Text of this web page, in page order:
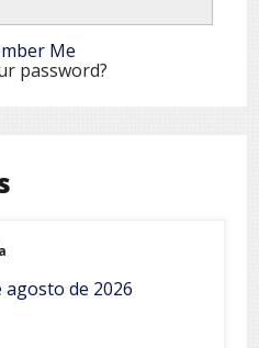
Me
password?
agosto de 2026